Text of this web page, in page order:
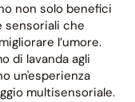
non solo benefici
sensoriali che
l’umore.
di lavanda agli
un'esperienza
multisensoriale.